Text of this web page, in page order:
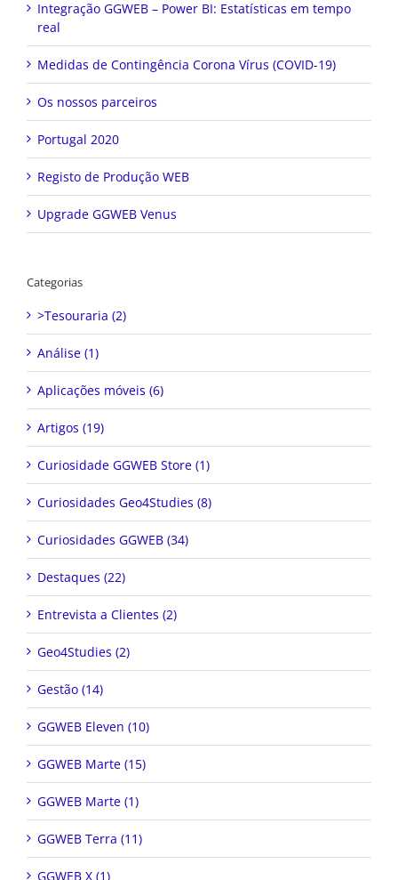
Integração GGWEB – Power BI: Estatísticas em tempo
real
Medidas de Contingência Corona Vírus (COVID-19)
Os nossos parceiros
Portugal 2020
Registo de Produção WEB
Upgrade GGWEB Venus
Categorias
>Tesouraria (2)
Análise (1)
Aplicações móveis (6)
Artigos (19)
Curiosidade GGWEB Store (1)
Curiosidades Geo4Studies (8)
Curiosidades GGWEB (34)
Destaques (22)
Entrevista a Clientes (2)
Geo4Studies (2)
Gestão (14)
GGWEB Eleven (10)
GGWEB Marte (15)
GGWEB Marte (1)
GGWEB Terra (11)
GGWEB X (1)